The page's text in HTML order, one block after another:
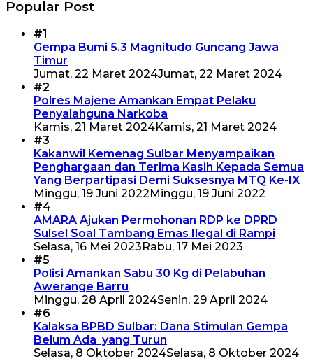
Popular Post
#1
Gempa Bumi 5.3 Magnitudo Guncang Jawa
Timur
Jumat, 22 Maret 2024Jumat, 22 Maret 2024
#2
Polres Majene Amankan Empat Pelaku
Penyalahguna Narkoba
Kamis, 21 Maret 2024Kamis, 21 Maret 2024
#3
Kakanwil Kemenag Sulbar Menyampaikan
Penghargaan dan Terima Kasih Kepada Semua
Yang Berpartipasi Demi Suksesnya MTQ Ke-IX
Minggu, 19 Juni 2022 Minggu, 19 Juni 2022
#4
AMARA Ajukan Permohonan RDP ke DPRD
Sulsel Soal Tambang Emas Ilegal di Rampi
Selasa, 16 Mei 2023 Rabu, 17 Mei 2023
#5
Polisi Amankan Sabu 30 Kg di Pelabuhan
Awerange Barru
Minggu, 28 April 2024Senin, 29 April 2024
#6
Kalaksa BPBD Sulbar: Dana Stimulan Gempa
Belum Ada yang Turun
Selasa, 8 Oktober 2024Selasa, 8 Oktober 2024